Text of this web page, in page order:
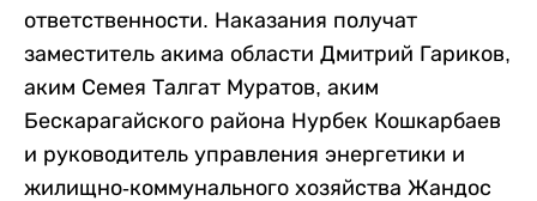
ответственности. Наказания получат
заместитель акима области Дмитрий Гариков,
аким Семея Талгат Муратов, аким
Бескарагайского района Нурбек Кошкарбаев
и руководитель управления энергетики и
жилищно-коммунального хозяйства Жандос